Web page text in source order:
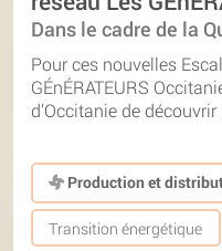
Dans le cadre de la
Pour ces nouvelles
GÉnÉRATEURS
d’Occitanie de
Production et
Transition énergétique